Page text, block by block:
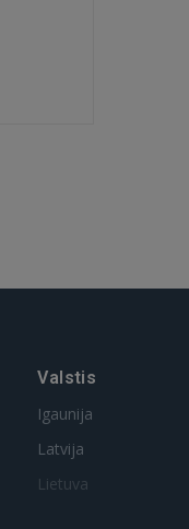
Valstis
Igaunija
Latvija
Lietuva